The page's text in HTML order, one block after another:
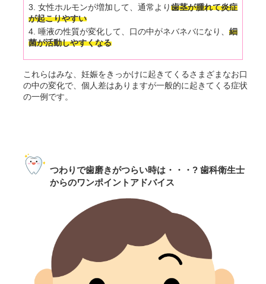
女性ホルモンが増加して、通常より歯茎が腫れて炎症
が起こりやすい
唾液の性質が変化して、口の中がネバネバになり、 細
菌が活動しやすくなる
これらはみな、妊娠をきっかけに起きてくるさまざまなお口
の中の変化で、個人差はありますが一般的に起きてくる症状
の一例です。
つわりで歯磨きがつらい時は・・・? 歯科衛生士
からのワンポイントアドバイス